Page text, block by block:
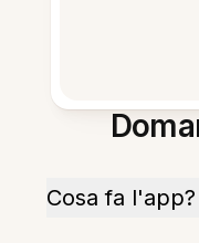
Cosa fa l'app?